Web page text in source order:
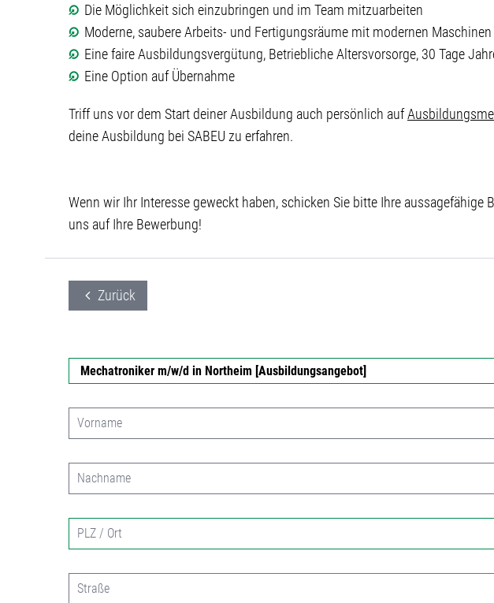
Die Möglichkeit sich einzubringen und im Team mitzuarbeiten
Moderne, saubere Arbeits- und Fertigungsräume mit modernen Maschinen
Eine faire Ausbildungsvergütung, Betriebliche Altersvorsorge, 30 Tage
Eine Option auf Übernahme
Triff uns vor dem Start deiner Ausbildung auch persönlich auf
deine Ausbildung bei SABEU zu erfahren.
Wenn wir Ihr Interesse geweckt haben, schicken Sie bitte Ihre aussagefähige
uns auf Ihre Bewerbung!
Zurück